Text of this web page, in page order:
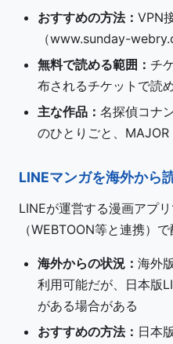
おすすめの方法： VPN
（www.sunday-
無料で読める範囲： チ
布されるチケットで読
主な作品： 名探偵コナ
のひとりごと、
LINEマンガを海外から
LINEが運営する漫画アプ
（WEBTOON等と連携）
海外からの状況： 海外
利用可能だが、日本版
がある場合がある
おすすめの方法： 日本